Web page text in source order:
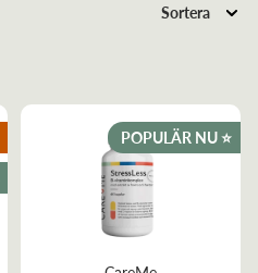
Sortera
POPULÄR NU ⭐️